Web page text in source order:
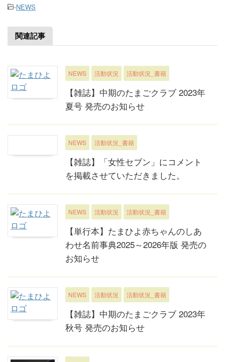
-NEWS
関連記事
NEWS 活動状況 活動状況_書籍
【雑誌】中期のたまごクラブ 2023年
夏号 発売のお知らせ
NEWS 活動状況_書籍
【雑誌】「女性セブン」にコメント
を掲載させていただきました。
NEWS 活動状況 活動状況_書籍
【単行本】たまひよ赤ちゃんのしあ
わせ名前事典2025～2026年版 発売の
お知らせ
NEWS 活動状況 活動状況_書籍
【雑誌】中期のたまごクラブ 2023年
秋号 発売のお知らせ